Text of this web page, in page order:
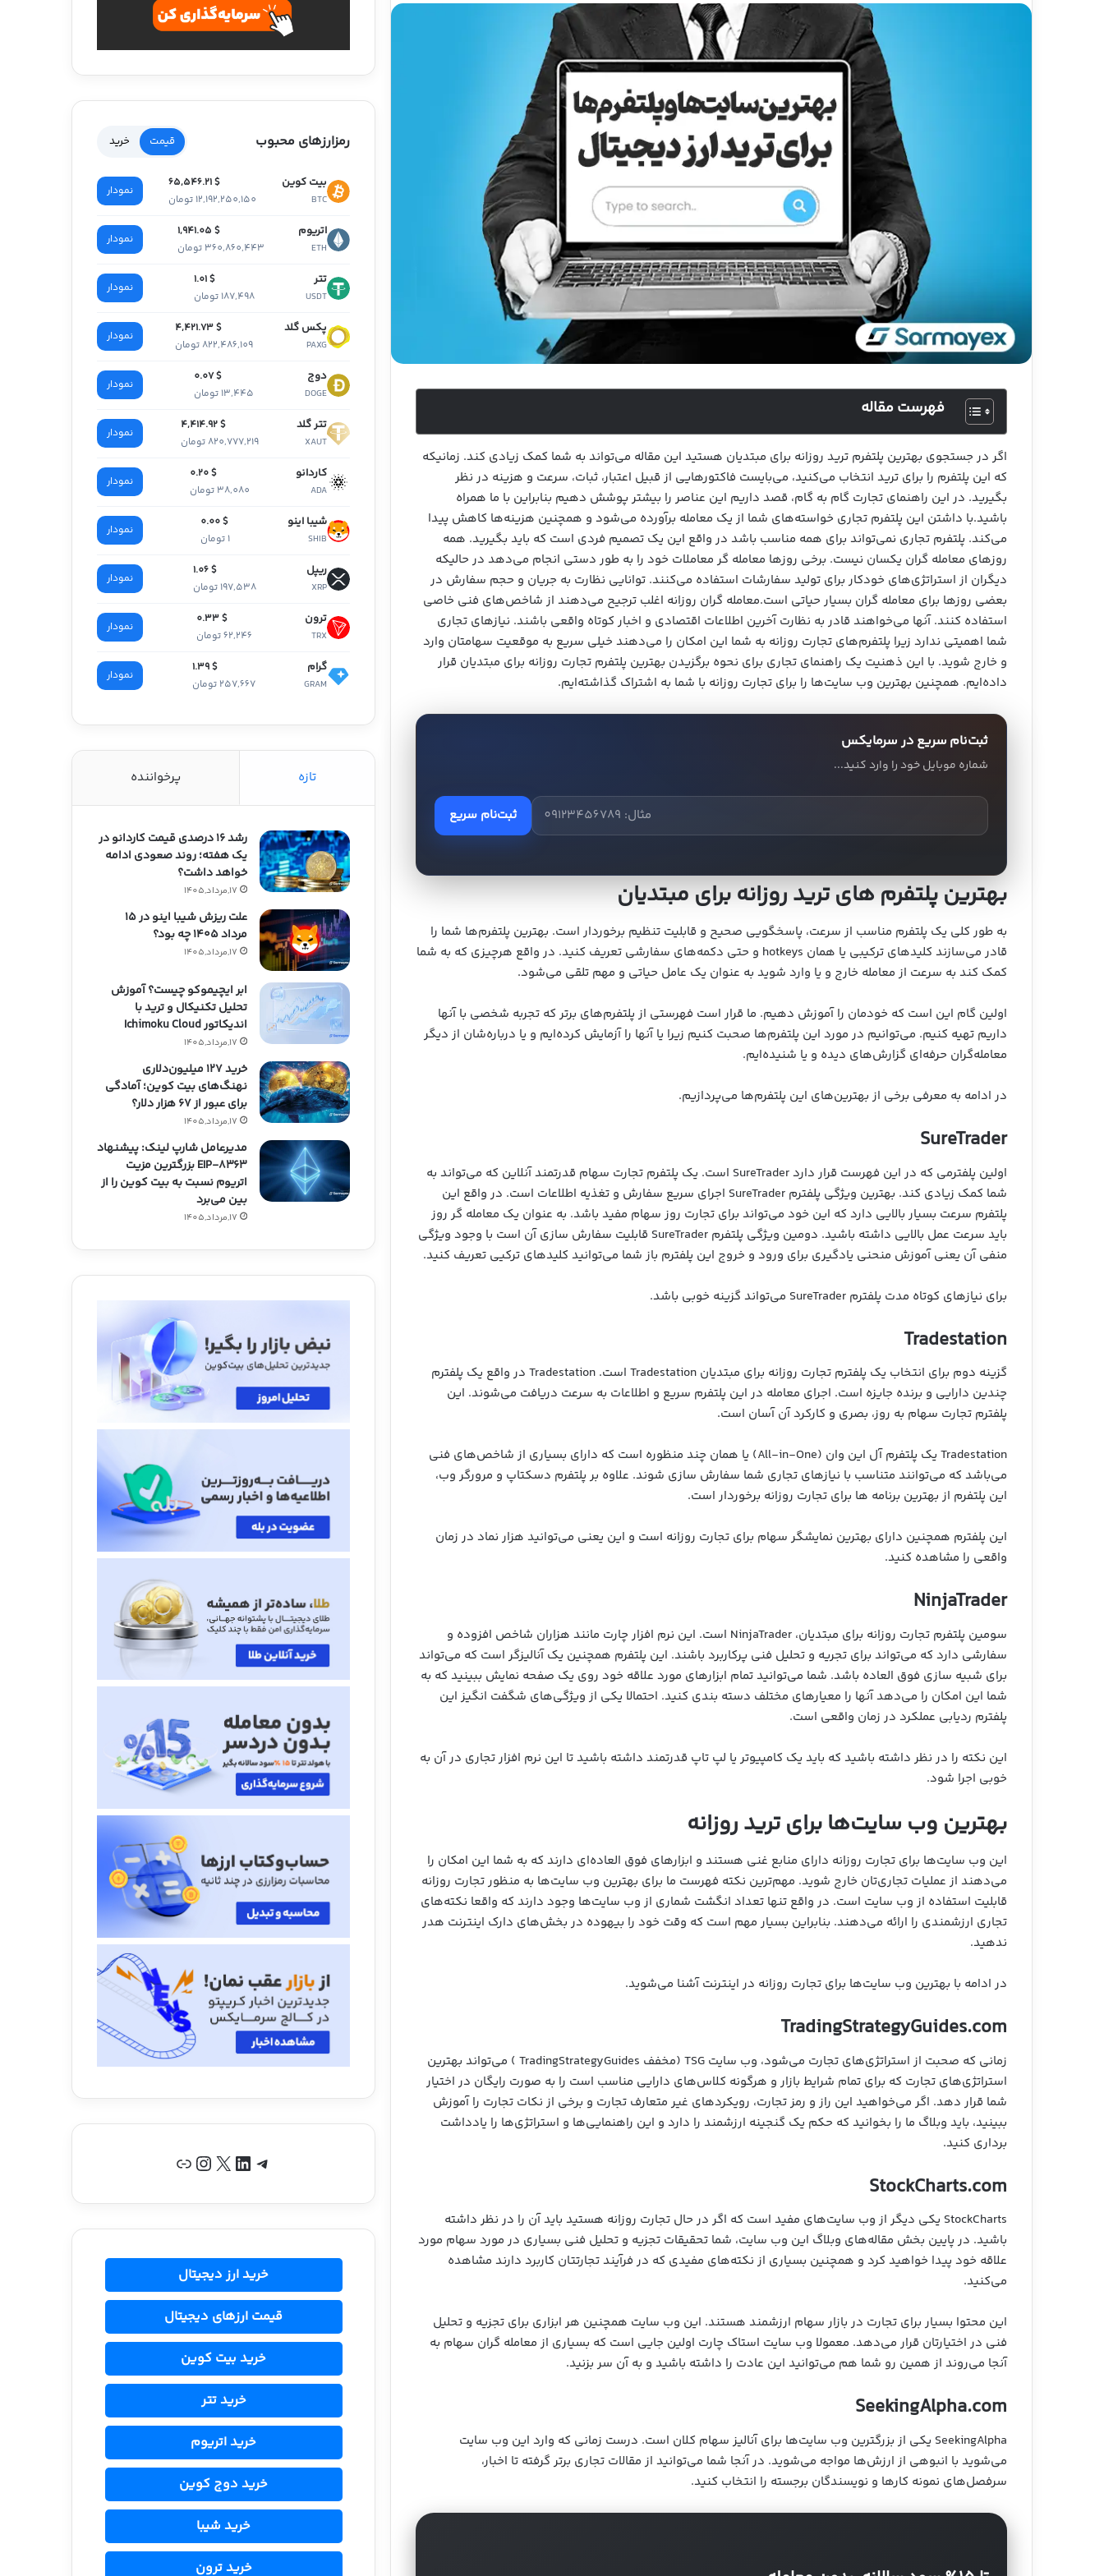
فهرست مقاله
اگر در جستجوی بهترین پلتفرم ترید روزانه برای مبتدیان هستید این مقاله می‌تواند به شما کمک زیادی کند. زمانیکه
که این پلتفرم را برای ترید انتخاب می‌کنید، می‌بایست فاکتورهایی از قبیل اعتبار، ثبات، سرعت و هزینه‌ در نظر
بگیرید. در این راهنمای تجارت گام به گام، قصد داریم این عناصر را بیشتر پوشش دهیم بنابراین با ما همراه
باشید.با داشتن این پلتفرم تجاری خواسته‌های شما از یک معامله برآورده می‌شود و همچنین هزینه‌ها کاهش پیدا
می‌کند. پلتفرم تجاری نمی‌تواند برای همه مناسب باشد در واقع این یک تصمیم فردی است که باید بگیرید. همه
روزهای معامله گران یکسان نیست. برخی روزها معامله گر معاملات خود را به طور دستی انجام می‌دهد در حالیکه
دیگران از استراتژی‌های خودکار برای تولید سفارشات استفاده می‌کنند. توانایی نظارت به جریان و حجم سفارش در
بعضی روزها برای معامله گران بسیار حیاتی است.معامله گران روزانه اغلب ترجیح می‌دهند از شاخص‌های فنی خاصی
استفاده کنند. آنها می‌خواهند قادر به نظارت آخرین اطلاعات اقتصادی و اخبار کوتاه واقعی باشند. نیازهای تجاری
شما اهمیتی ندارد زیرا پلتفرم‌های تجارت روزانه به شما این امکان را می‌دهند خیلی سریع به موقعیت سهامتان وارد
و خارج شوید. با این ذهنیت یک راهنمای تجاری برای نحوه برگزیدن بهترین پلتفرم تجارت روزانه برای مبتدیان قرار
داده‌ایم. همچنین بهترین وب سایت‌ها را برای تجارت روزانه با شما به اشتراک گذاشته‌ایم.
ثبت‌نام سریع در سرمایکس
شماره موبایل خود را وارد کنید...
ثبت‌نام سریع
بهترین پلتفرم های ترید روزانه برای مبتدیان
به طور کلی یک پلتفرم مناسب از سرعت، پاسخگویی صحیح و قابلیت تنظیم برخوردار است. بهترین پلتفرم‌ها شما را
قادر می‌سازند کلید‌های ترکیبی یا همان hotkeys و حتی دکمه‌های سفارشی تعریف کنید. در واقع هرچیزی که به شما
کمک کند به سرعت از معامله خارج و یا وارد شوید به عنوان یک عامل حیاتی و مهم تلقی می‌شود.
اولین گام این است که خودمان را آموزش دهیم. ما قرار است فهرستی از پلتفرم‌های برتر که تجربه شخصی با آنها
داریم تهیه کنیم. می‌توانیم در مورد این پلتفرم‌ها صحبت کنیم زیرا یا آنها را آزمایش کرده‌ایم و یا درباره‌شان از دیگر
معامله‌گران حرفه‌ای گزارش‌های دیده و یا شنیده‌ایم.
در ادامه به معرفی برخی از بهترین‌های این پلتفرم‌ها می‌پردازیم.
SureTrader
اولین پلفترمی که در این فهرست قرار دارد SureTrader است. یک پلتفرم تجارت سهام قدرتمند آنلاین که می‌تواند به
شما کمک زیادی کند. بهترین ویژگی پلفترم SureTrader اجرای سریع سفارش و تغذیه اطلاعات است. در واقع این
پلتفرم سرعت بسیار بالایی دارد که این خود می‌تواند برای تجارت روز سهام مفید باشد. به عنوان یک معامله گر روز
باید سرعت عمل بالایی داشته باشید. دومین ویژگی پلتفرم SureTrader قابلیت سفارش سازی آن است با وجود ویژگی
منفی آن یعنی آموزش منحنی یادگیری برای ورود و خروج این پلفترم باز شما می‌توانید کلیدهای ترکیی تعریف کنید.
برای نیازهای کوتاه مدت پلفترم SureTrader می‌تواند گزینه خوبی باشد.
Tradestation
گزینه دوم برای انتخاب یک پلفترم تجارت روزانه برای مبتدیان Tradestation است. Tradestation در واقع یک پلفترم
چندین دارایی و برنده جایزه است. اجرای معامله در این پلتفرم سریع و اطلاعات به سرعت دریافت می‌شوند. این
پلفترم تجارت سهام به روز، بصری و کارکرد آن آسان است.
Tradestation یک پلتفرم آل این وان (All-in-One) یا همان چند منظوره است که دارای بسیاری از شاخص‌های فنی
می‌باشد که می‌توانند متناسب با نیازهای تجاری شما سفارش سازی شوند. علاوه بر پلتفرم دسکتاپ و مرورگر وب،
این پلتفرم از بهترین برنامه‌ ها برای تجارت روزانه برخوردار است.
این پلفترم همچنین دارای بهترین نمایشگر سهام برای تجارت روزانه است و این یعنی می‌توانید هزار نماد در زمان
واقعی را مشاهده کنید.
NinjaTrader
سومین پلتفرم تجارت روزانه برای مبتدیان، NinjaTrader است. این نرم افزار چارت مانند هزاران شاخص افزوده و
سفارشی دارد که می‌تواند برای تجریه و تحلیل فنی پرکاربرد باشند. این پلتفرم همچنین یک آنالیزگر است که می‌تواند
برای شبیه سازی فوق العاده باشد. شما می‌توانید تمام ابزارهای مورد علاقه خود روی یک صفحه نمایش ببینید که به
شما این امکان را می‌دهد آنها را معیارهای مختلف دسته بندی کنید. احتمالا یکی از ویژگی‌های شگفت انگیز این
پلفترم ردیابی عملکرد در زمان واقعی است.
این نکته را در نظر داشته باشید که باید یک کامپیوتر یا لپ تاپ قدرتمند داشته باشید تا این نرم افزار تجاری در آن به
خوبی اجرا شود.
بهترین وب سایت‌ها برای ترید روزانه
این وب سایت‌ها برای تجارت روزانه دارای منابع غنی هستند و ابزارهای فوق العاده‌ای دارند که به شما این امکان را
می‌دهند از عملیات تجاری‌تان خارج شوید. مهم‌ترین نکته فهرست ما برای بهترین وب سایت‌ها به منظور تجارت روزانه
قابلیت استفاده از وب سایت است. در واقع تنها تعداد انگشت شماری از وب سایت‌ها وجود دارند که واقعا نکته‌های
تجاری ارزشمندی را ارائه می‌دهند. بنابراین بسیار مهم است که وقت خود را بیهوده در بخش‌های دارک اینترنت هدر
ندهید.
در ادامه با بهترین وب سایت‌ها برای تجارت روزانه در اینترنت آشنا می‌شوید.
TradingStrategyGuides.com
زمانی که صحبت از استراتژی‌های تجارت می‌شود، وب سایت TSG (مخفف TradingStrategyGuides ) می‌تواند بهترین
استراتژی‌های تجارت که برای تمام شرایط بازار و هرگونه کلاس‌های دارایی مناسب است را به صورت رایگان در اختیار
شما قرار دهد. اگر می‌خواهید این راز و رمز تجارت، رویکردهای غیر متعارف تجارت و برخی از نکات تجارت را آموزش
ببینید، باید وبلاگ ما را بخوانید که حکم یک گنجینه ارزشمند را دارد و این راهنمایی‌ها و استراتژی‌ها را یادداشت
برداری کنید.
StockCharts.com
StockCharts یکی دیگر از وب سایت‌های مفید است که اگر در حال تجارت روزانه هستید باید آن را در نظر داشته
باشید. در پایین بخش مقاله‌های وبلاگ این وب سایت، شما تحقیقات تجزیه و تحلیل فنی بسیاری در مورد سهام مورد
علاقه خود پیدا خواهید کرد و همچنین بسیاری از نکته‌های مفیدی که در فرآیند تجارتتان کاربرد دارند مشاهده
می‌کنید.
این محتوا بسیار برای تجارت در بازار سهام ارزشمند هستند. این وب سایت همچنین هر ابزاری برای تجزیه و تحلیل
فنی در اختیارتان قرار می‌دهد. معمولا وب سایت استاک چارت اولین جایی است که بسیاری از معامله گران سهام به
آنجا می‌روند از همین رو شما هم می‌توانید این عادت را داشته باشید و به آن سر بزنید.
SeekingAlpha.com
SeekingAlpha یکی از بزرگترین وب سایت‌ها برای آنالیز سهام کلان است. درست زمانی که وارد این وب سایت‌
می‌شوید با انبوهی از ارزش‌ها مواجه می‌شوید. در آنجا شما می‌توانید از مقالات تجاری برتر گرفته تا اخبار،
سرفصل‌های نمونه کارها و نویسندگان برجسته را انتخاب کنید.
رمزارزهای محبوب قیمت خرید
بیت کوین
BTC
$ 65,546.21
12,192,250,150 تومان
نمودار
اتریوم
ETH
$ 1,941.05
360,860,443 تومان
نمودار
تتر
USDT
$ 1.01
187,498 تومان
نمودار
پکس گلد
PAXG
$ 4,421.73
822,486,109 تومان
نمودار
دوج
DOGE
$ 0.07
13,445 تومان
نمودار
تتر گلد
XAUT
$ 4,414.92
820,777,219 تومان
نمودار
کاردانو
ADA
$ 0.20
38,080 تومان
نمودار
شیبا اینو
SHIB
$ 0.00
1 تومان
نمودار
ریپل
XRP
$ 1.06
197,538 تومان
نمودار
ترون
TRX
$ 0.33
62,246 تومان
نمودار
گرام
GRAM
$ 1.39
257,667 تومان
نمودار
تازه پرخواننده
رشد ۱۶ درصدی قیمت کاردانو در
یک هفته؛ روند صعودی ادامه
خواهد داشت؟
17,مرداد,1405
علت ریزش شیبا اینو در ۱۵
مرداد ۱۴۰۵ چه بود؟
17,مرداد,1405
ابر ایچیموکو چیست؟ آموزش
تحلیل تکنیکال و ترید با
اندیکاتور Ichimoku Cloud
17,مرداد,1405
خرید ۱۲۷ میلیون‌دلاری
نهنگ‌های بیت کوین؛ آمادگی
برای عبور از ۶۷ هزار دلار؟
17,مرداد,1405
مدیرعامل شارپ لینک: پیشنهاد
EIP-۸۳۶۳ بزرگترین مزیت
اتریوم نسبت به بیت کوین را از
بین می‌برد
17,مرداد,1405
تلگرام لینکداین X اینستاگرم پیوند
خرید ارز دیجیتال
قیمت ارزهای دیجیتال
خرید بیت کوین
خرید تتر
خرید اتریوم
خرید دوج کوین
خرید شیبا
خرید ترون